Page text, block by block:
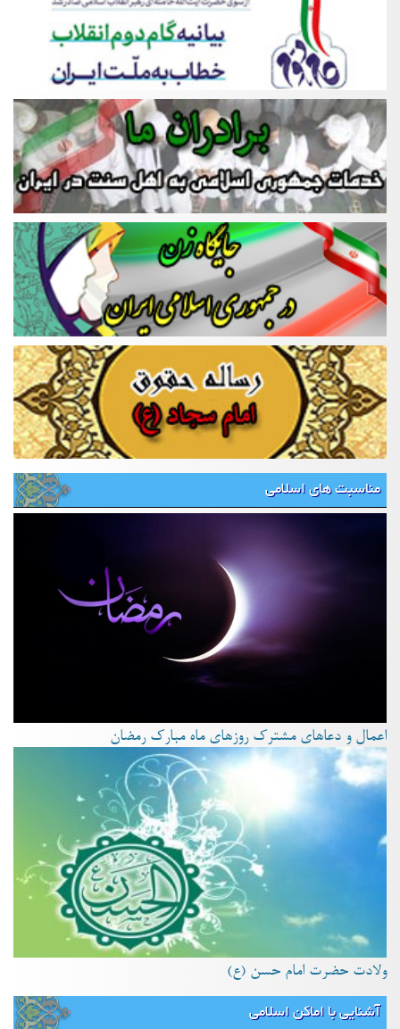
مناسبت های اسلامی
اعمال و دعاهای مشترک روزهای ماه مبارک رمضان
ولادت حضرت امام حسن (ع)
آشنایی با اماکن اسلامی